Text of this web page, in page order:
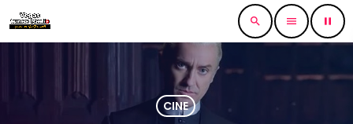
search menu pause
CINE